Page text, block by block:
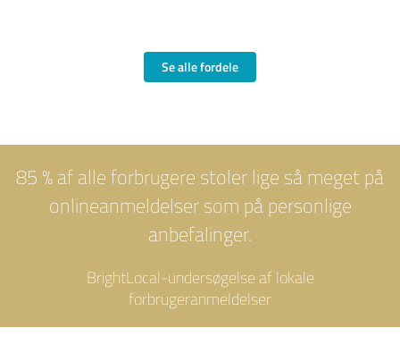
Se alle fordele
85 % af alle forbrugere stoler lige så meget på
onlineanmeldelser som på personlige
anbefalinger.
BrightLocal-undersøgelse af lokale
forbrugeranmeldelser